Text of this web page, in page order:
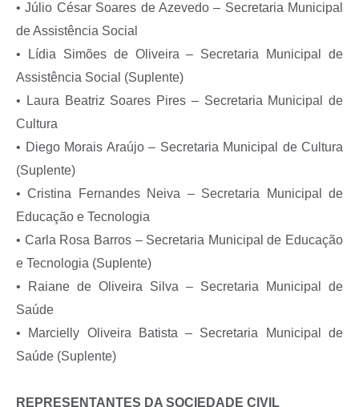
• Júlio César Soares de Azevedo – Secretaria Municipal
de Assistência Social
• Lídia Simões de Oliveira – Secretaria Municipal de
Assistência Social (Suplente)
• Laura Beatriz Soares Pires – Secretaria Municipal de
Cultura
• Diego Morais Araújo – Secretaria Municipal de Cultura
(Suplente)
• Cristina Fernandes Neiva – Secretaria Municipal de
Educação e Tecnologia
• Carla Rosa Barros – Secretaria Municipal de Educação
e Tecnologia (Suplente)
• Raiane de Oliveira Silva – Secretaria Municipal de
Saúde
• Marcielly Oliveira Batista – Secretaria Municipal de
Saúde (Suplente)
REPRESENTANTES DA SOCIEDADE CIVIL